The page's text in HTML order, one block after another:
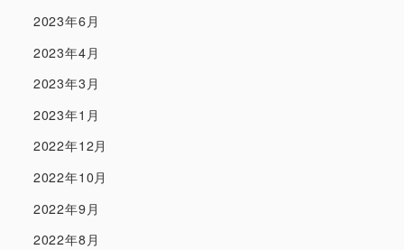
2023年6月
2023年4月
2023年3月
2023年1月
2022年12月
2022年10月
2022年9月
2022年8月